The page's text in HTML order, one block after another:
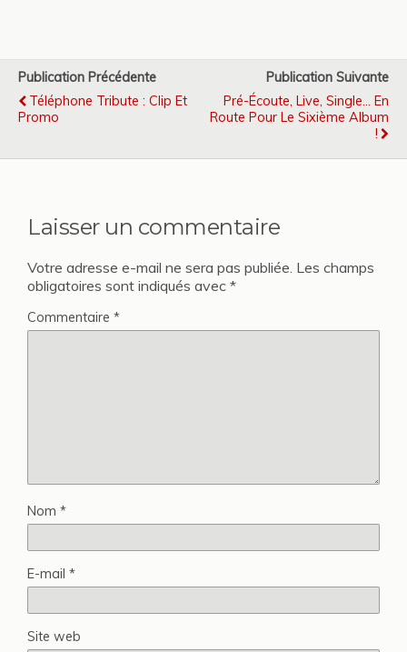
Publication Précédente
Téléphone Tribute : Clip Et
Promo
Publication Suivante
Pré-Écoute, Live, Single... En
Route Pour Le Sixième Album
!
Laisser un commentaire
Votre adresse e-mail ne sera pas publiée. Les champs
obligatoires sont indiqués avec *
Commentaire *
Nom *
E-mail *
Site web